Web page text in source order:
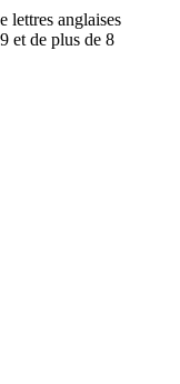
lettres anglaises
et de plus de 8